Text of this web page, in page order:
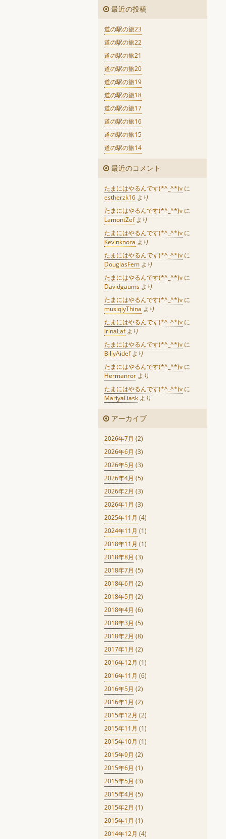
最近の投稿
道の駅の旅23
道の駅の旅22
道の駅の旅21
道の駅の旅20
道の駅の旅19
道の駅の旅18
道の駅の旅17
道の駅の旅16
道の駅の旅15
道の駅の旅14
最近のコメント
たまにはやるんです(*^_^*)v に
estherzk16 より
たまにはやるんです(*^_^*)v に
LamontZefより
たまにはやるんです(*^_^*)v に
Kevinknora より
たまにはやるんです(*^_^*)v に
DouglasFem より
たまにはやるんです(*^_^*)v に
Davidgaums より
たまにはやるんです(*^_^*)v に
musiqiyThina より
たまにはやるんです(*^_^*)v に
IrinaLafより
たまにはやるんです(*^_^*)v に
BillyAidefより
たまにはやるんです(*^_^*)v に
Hermanror より
たまにはやるんです(*^_^*)v に
MariyaLiask より
アーカイブ
2026年7月 (2)
2026年6月 (3)
2026年5月 (3)
2026年4月 (5)
2026年2月 (3)
2026年1月 (3)
2025年11月 (4)
2024年11月 (1)
2018年11月 (1)
2018年8月 (3)
2018年7月 (5)
2018年6月 (2)
2018年5月 (2)
2018年4月 (6)
2018年3月 (5)
2018年2月 (8)
2017年1月 (2)
2016年12月 (1)
2016年11月 (6)
2016年5月 (2)
2016年1月 (2)
2015年12月 (2)
2015年11月 (1)
2015年10月 (1)
2015年9月 (2)
2015年6月 (1)
2015年5月 (3)
2015年4月 (5)
2015年2月 (1)
2015年1月 (1)
2014年12月 (4)